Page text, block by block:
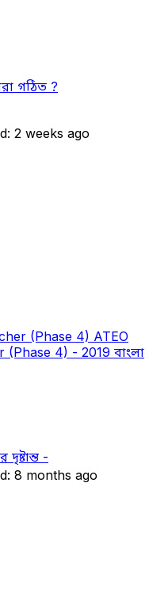
গঠিত ?
2 weeks ago
(Phase 4) ATEO
(Phase 4) - 2019 বাংলা
-
8 months ago